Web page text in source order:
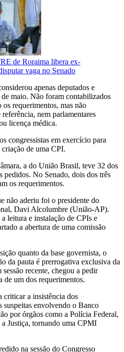
de Roraima libera ex-
vaga no Senado
apenas deputados e
maio. Não foram contabilizados
os requerimentos, mas não
nem parlamentares
licença médica.
congressistas em exercício para
de uma CPI.
a do União Brasil, teve 32 dos
pedidos. No Senado, dois dos três
os requerimentos.
não aderiu foi o presidente do
Davi Alcolumbre (União-AP).
leitura e instalação de CPIs e
a abertura de uma comissão
quanto da base governista, o
da pauta é prerrogativa exclusiva da
recente, chegou a pedir
de um dos requerimentos.
criticar a insistência dos
suspeitas envolvendo o Banco
por órgãos como a Polícia Federal,
Justiça, tornando uma CPMI
na sessão do Congresso